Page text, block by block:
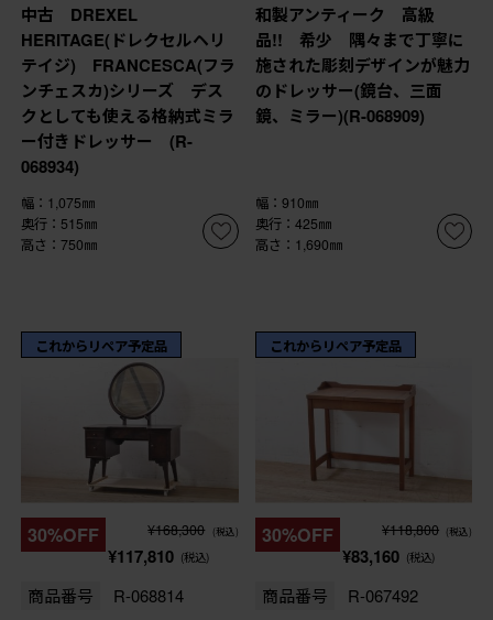
中古 DREXEL
HERITAGE(ドレクセルヘリ
テイジ) FRANCESCA(フラ
ンチェスカ)シリーズ デス
クとしても使える格納式ミラ
ー付きドレッサー (R-
068934)
幅：1,075㎜
奥行：515㎜
高さ：750㎜
和製アンティーク 高級
品!! 希少 隅々まで丁寧に
施された彫刻デザインが魅力
のドレッサー(鏡台、三面
鏡、ミラー)(R-068909)
幅：910㎜
奥行：425㎜
高さ：1,690㎜
これからリペア予定品
30%OFF ¥168,300 (税込)
¥117,810 (税込)
商品番号 R-068814
これからリペア予定品
30%OFF ¥118,800 (税込)
¥83,160 (税込)
商品番号 R-067492